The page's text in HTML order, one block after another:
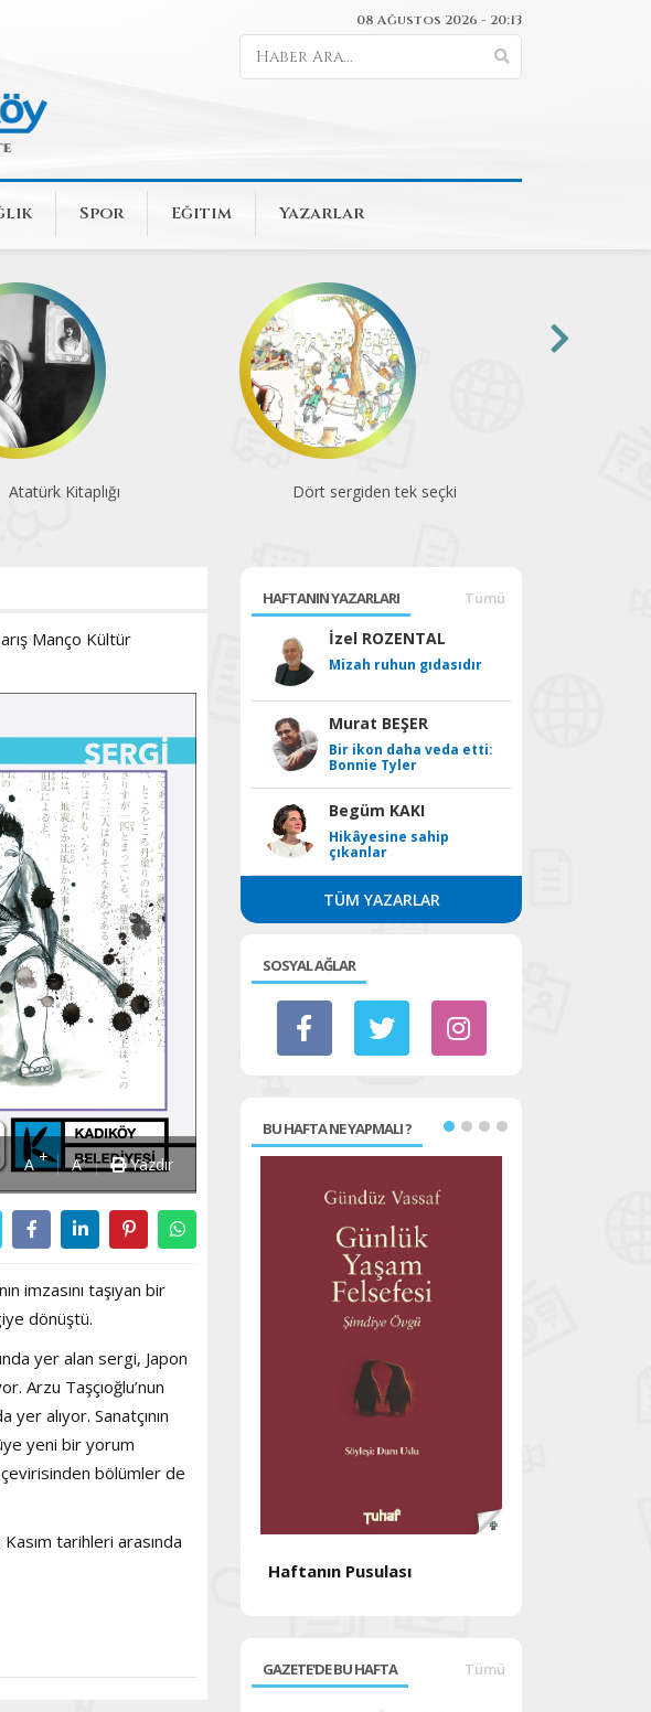
08 Ağustos 2026 - 20:13
Spor Eğitim Yazarlar
sergiden tek seçki Komünite’de konserler
Manço Kültür
A+ A- Yazdır
imzasını taşıyan bir
dönüştü.
yer alan sergi, Japon
Arzu Taşçıoğlu’nun
alıyor. Sanatçının
yeni bir yorum
çevirisinden bölümler de
tarihleri arasında
HAFTANIN YAZARLARI Tümü
İzel ROZENTAL
Mizah ruhun gıdasıdır
Murat BEŞER
Bir ikon daha veda etti:
Bonnie Tyler
Begüm KAKI
Hikâyesine sahip
çıkanlar
TÜM YAZARLAR
SOSYAL AĞLAR
BU HAFTA NE YAPMALI ?
Haftanın Pusulası
Haftanın Pusulası
GAZETE'DE BU HAFTA Tümü